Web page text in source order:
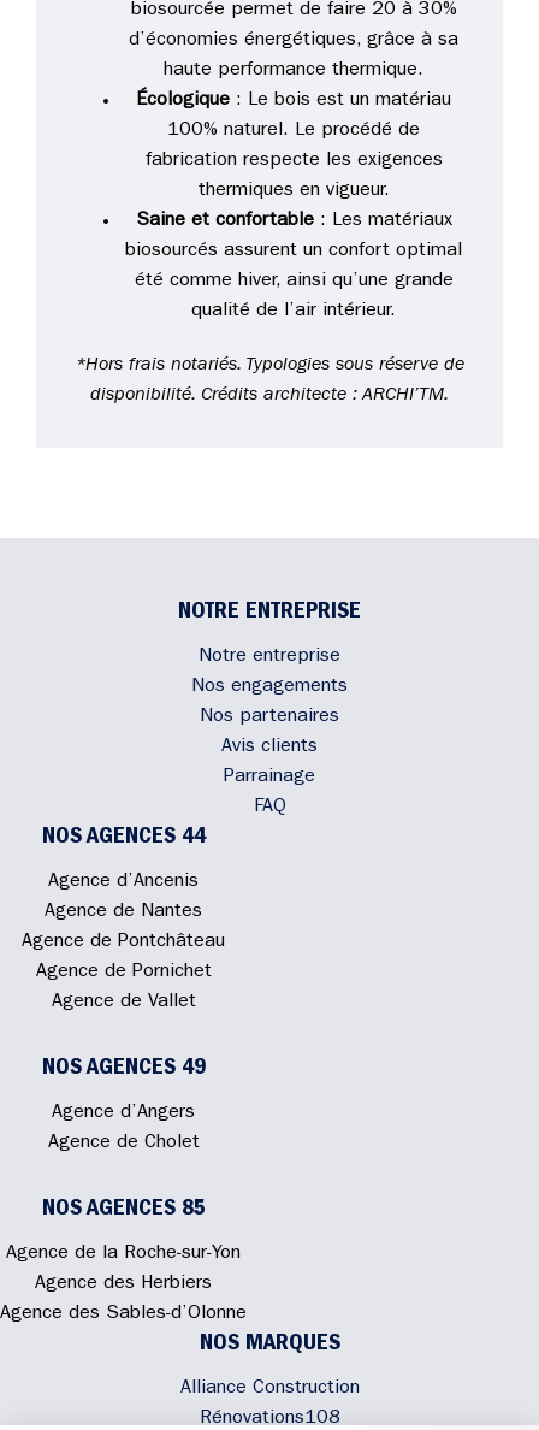
biosourcée permet de faire 20 à 30%
d’économies énergétiques, grâce à sa
haute performance thermique.
Écologique : Le bois est un matériau
100% naturel. Le procédé de
fabrication respecte les exigences
thermiques en vigueur.
Saine et confortable: Les matériaux
biosourcés assurent un confort optimal
été comme hiver, ainsi qu’une grande
qualité de l’air intérieur.
*Hors frais notariés. Typologies sous réserve de
disponibilité. Crédits architecte : ARCHI’TM.
NOTRE ENTREPRISE
Notre entreprise
Nos engagements
Nos partenaires
Avis clients
Parrainage
FAQ
NOS AGENCES 44
Agence d’Ancenis
Agence de Nantes
Agence de Pontchâteau
Agence de Pornichet
Agence de Vallet
NOS AGENCES 49
Agence d’Angers
Agence de Cholet
NOS AGENCES 85
Agence de la Roche-sur-Yon
Agence des Herbiers
Agence des Sables-d’Olonne
NOS MARQUES
Alliance Construction
Rénovations108